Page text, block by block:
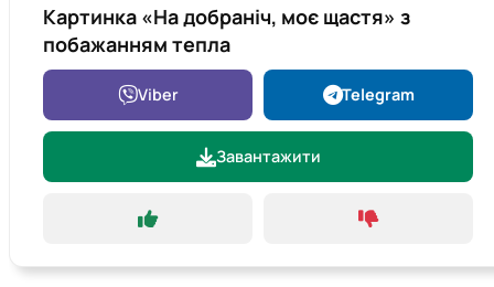
Картинка «На добраніч, моє щастя» з
побажанням тепла
Viber Telegram
Завантажити